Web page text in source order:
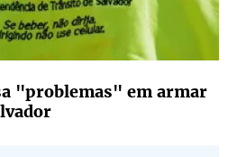
"problemas" em armar